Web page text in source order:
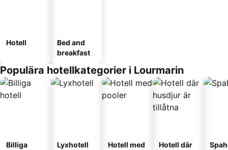
Hotell
Bed and
breakfast
Populära hotellkategorier i Lourmarin
Billiga
Lyxhotell
Hotell med
Hotell där